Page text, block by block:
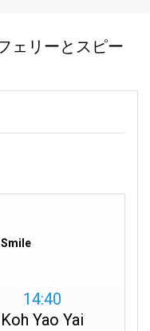
ェリーとスピー
Smile
14:40
Koh Yao Yai